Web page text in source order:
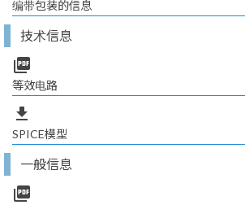
编带包装的信息
技术信息
picture_as_pdf
等效电路
file_download
SPICE模型
一般信息
picture_as_pdf